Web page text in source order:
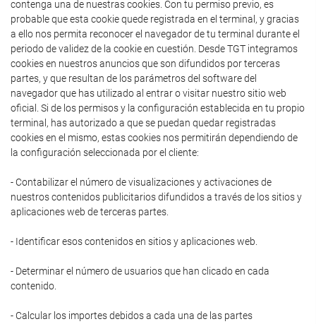
contenga una de nuestras cookies. Con tu permiso previo, es
probable que esta cookie quede registrada en el terminal, y gracias
a ello nos permita reconocer el navegador de tu terminal durante el
periodo de validez de la cookie en cuestión. Desde TGT integramos
cookies en nuestros anuncios que son difundidos por terceras
partes, y que resultan de los parámetros del software del
navegador que has utilizado al entrar o visitar nuestro sitio web
oficial. Si de los permisos y la configuración establecida en tu propio
terminal, has autorizado a que se puedan quedar registradas
cookies en el mismo, estas cookies nos permitirán dependiendo de
la configuración seleccionada por el cliente:
- Contabilizar el número de visualizaciones y activaciones de
nuestros contenidos publicitarios difundidos a través de los sitios y
aplicaciones web de terceras partes.
- Identificar esos contenidos en sitios y aplicaciones web.
- Determinar el número de usuarios que han clicado en cada
contenido.
- Calcular los importes debidos a cada una de las partes